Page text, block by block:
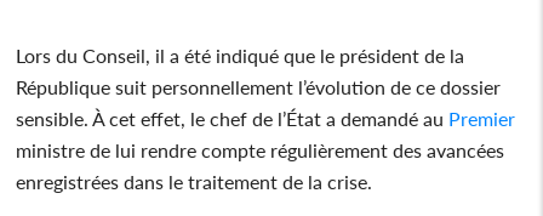
Lors du Conseil, il a été indiqué que le président de la
République suit personnellement l’évolution de ce dossier
sensible. À cet effet, le chef de l’État a demandé au Premier
ministre de lui rendre compte régulièrement des avancées
enregistrées dans le traitement de la crise.